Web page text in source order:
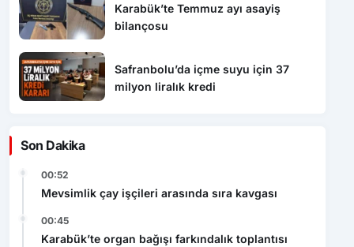
Karabük’te Temmuz ayı asayiş
bilançosu
Safranbolu’da içme suyu için 37
milyon liralık kredi
Son Dakika
00:52
Mevsimlik çay işçileri arasında sıra kavgası
00:45
Karabük’te organ bağışı farkındalık toplantısı